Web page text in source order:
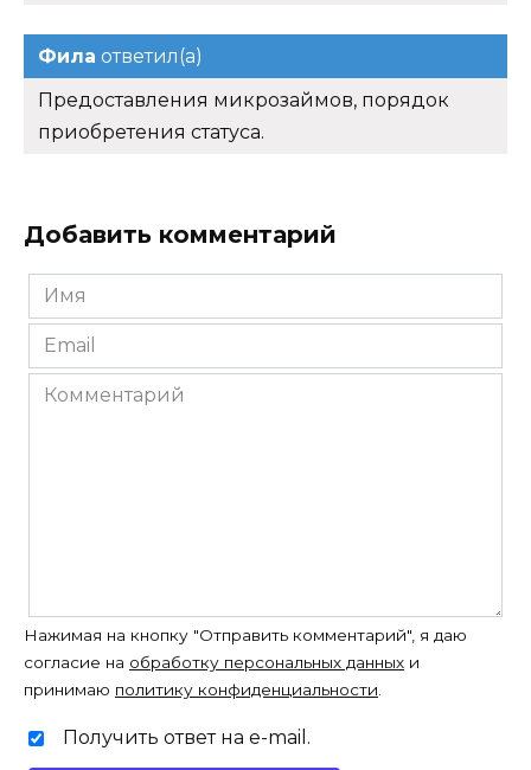
Фила ответил(а)
Предоставления микрозаймов, порядок
приобретения статуса.
Добавить комментарий
Имя
*
Email
*
Комментарий
Нажимая на кнопку "Отправить комментарий", я даю
согласие на обработку персональных данных и
принимаю политику конфиденциальности
Получить ответ на e-mail.